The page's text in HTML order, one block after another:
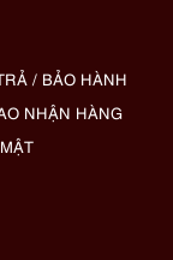
/ BẢO HÀNH
NHẬN HÀNG